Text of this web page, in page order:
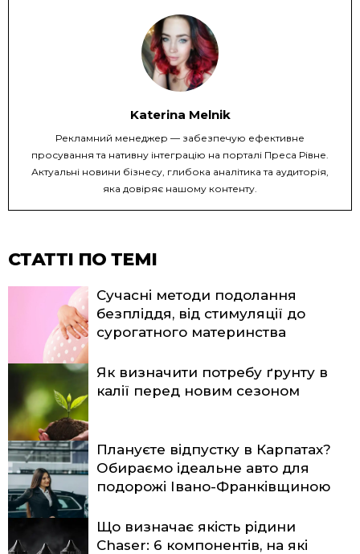
Katerina Melnik
Рекламний менеджер — забезпечую ефективне
просування та нативну інтеграцію на порталі Преса Рівне.
Актуальні новини бізнесу, глибока аналітика та аудиторія,
яка довіряє нашому контенту.
СТАТТІ ПО ТЕМІ
Сучасні методи подолання
безпліддя, від стимуляції до
сурогатного материнства
Як визначити потребу ґрунту в
калії перед новим сезоном
Плануєте відпустку в Карпатах?
Обираємо ідеальне авто для
подорожі Івано-Франківщиною
Що визначає якість рідини
Chaser: 6 компонентів, на які